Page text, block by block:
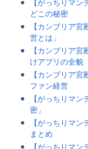
【がっちりマ
どこの秘密
【カンブリア
営とは」
【カンブリア
けアプリの全貌
【カンブリア
ファン経営
【がっちりマ
密」
【がっちりマ
まとめ
【がっちりマ